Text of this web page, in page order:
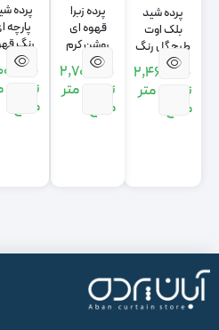
پرده شید
بلک اوت
طرح گل رنگ
کرم
2,460,000
تومان
متر
مربع
پرده زبرا
قهوه ای
روشن کرم
2,700,000
تومان
متر
مربع
پرده
پارچه
رنگ
ای تیره
تومان
مربع